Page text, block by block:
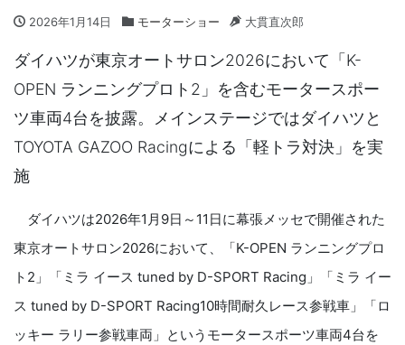
2026年1月14日 モーターショー 大貫直次郎
ダイハツが東京オートサロン2026において「K-
OPEN ランニングプロト2」を含むモータースポー
ツ車両4台を披露。メインステージではダイハツと
TOYOTA GAZOO Racingによる「軽トラ対決」を実
施
ダイハツは2026年1月9日～11日に幕張メッセで開催された
東京オートサロン2026において、「K-OPEN ランニングプロ
ト2」「ミラ イース tuned by D-SPORT Racing」「ミラ イー
ス tuned by D-SPORT Racing10時間耐久レース参戦車」「ロ
ッキー ラリー参戦車両」というモータースポーツ車両4台を